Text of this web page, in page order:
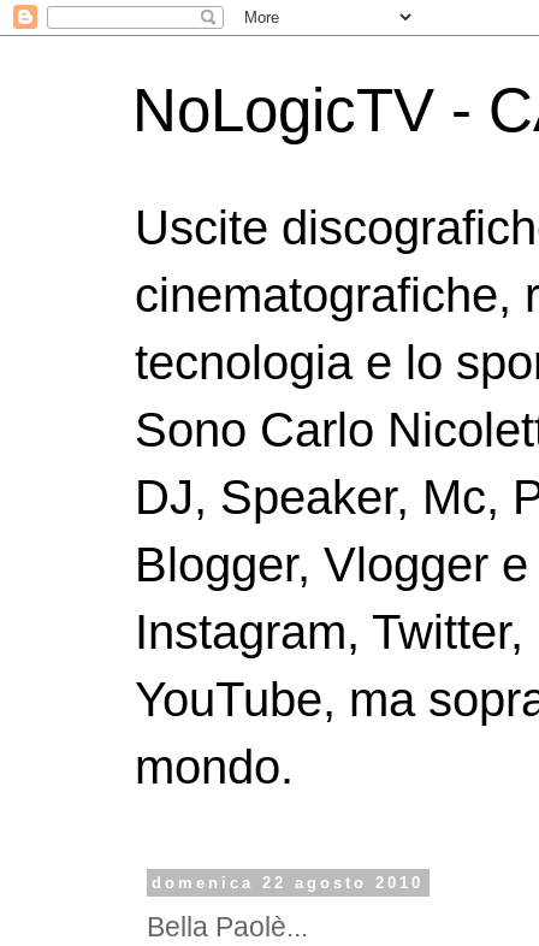
NoLogicTV -
Uscite
cinematografiche,
tecnologia e lo
Sono Carlo
DJ, Speaker, Mc,
Blogger, Vlogger
Instagram,
YouTube, ma
mondo.
domenica 22 agosto 2010
Bella Paolè...